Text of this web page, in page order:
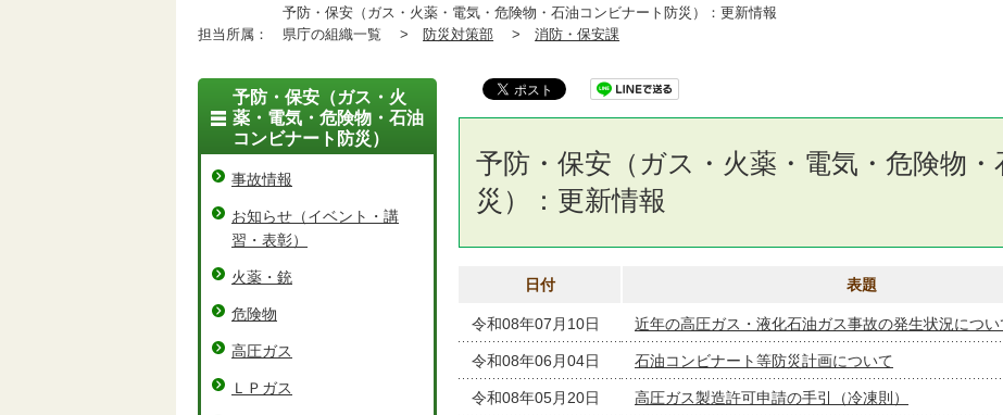
予防・保安（ガス・火薬・電気・危険物・石油コンビナート防災）：更新情報
担当所属：
県庁の組織一覧 > 防災対策部 > 消防・保安課
予防・保安（ガス・火薬・電気・危険物
災）：更新情報
日付 表題
令和08年07月10日 近年の高圧ガス・液化石油ガス事故の発生状況につい
令和08年06月04日 石油コンビナート等防災計画について
令和08年05月20日 高圧ガス製造許可申請の手引（冷凍則）
予防・保安（ガス・火
薬・電気・危険物・石油
コンビナート防災）
事故情報
お知らせ（イベント・講
習・表彰）
火薬・銃
危険物
高圧ガス
ＬＰガス